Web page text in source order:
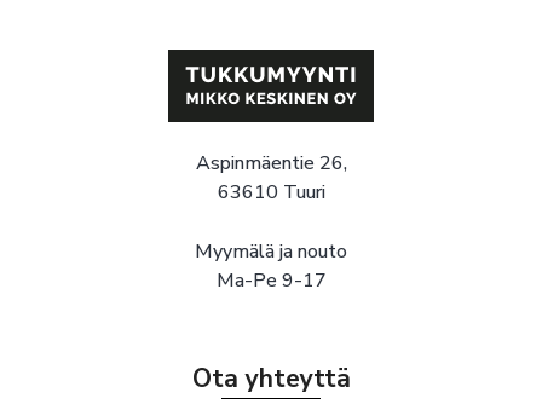
Aspinmäentie 26,
63610 Tuuri
Myymälä ja nouto
Ma-Pe 9-17
Ota yhteyttä